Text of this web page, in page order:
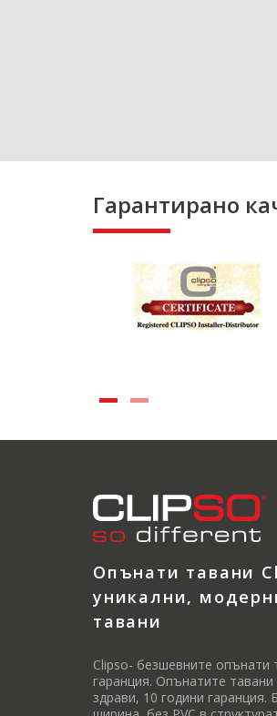
Гарантирано
Опънати тавани
уникални,
тавани
Clipso- безшевните опънати
гаранция. Опънатите
здрави, 10 години